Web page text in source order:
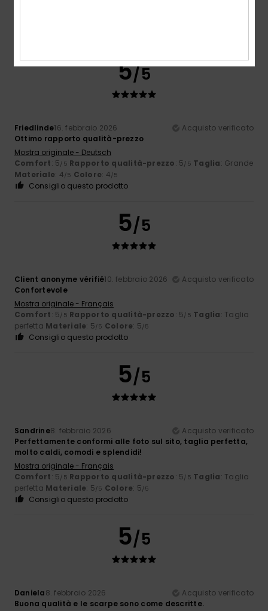
5/5
Friedlinde16. febbraio 2026
Acquisto verificato
Ottimo rapporto qualità-prezzo
Mostra originale - Deutsch
Comfort: 5/5 Rapporto qualità-prezzo: 5/5 Taglia: Grande
Materiale: 4/5 Colore: 4/5
Consiglio questo prodotto
5/5
Client anonyme vérifié10. febbraio 2026
Acquisto verificato
Confortevole
Mostra originale - Français
Comfort: 5/5 Rapporto qualità-prezzo: 5/5 Taglia: Taglia
perfetta Materiale: 5/5 Colore: 5/5
Consiglio questo prodotto
5/5
Sandrine8. febbraio 2026
Acquisto verificato
Perfettamente conformi alle foto sul sito, taglia perfetta,
molto caldi, comodi e splendidi!
Mostra originale - Français
Comfort: 5/5 Rapporto qualità-prezzo: 5/5 Taglia: Taglia
perfetta Materiale: 5/5 Colore: 5/5
Consiglio questo prodotto
5/5
Daniela8. febbraio 2026
Acquisto verificato
Buona qualità e le scarpe sono come descritte.